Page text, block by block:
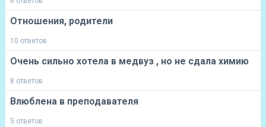
Отношения, родители
10 ответов
Очень сильно хотела в медвуз , но не сдала химию
8 ответов
Влюблена в преподавателя
5 ответов